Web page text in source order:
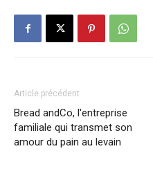
Article précédent
Bread andCo, l'entreprise
familiale qui transmet son
amour du pain au levain